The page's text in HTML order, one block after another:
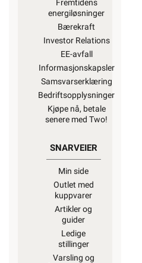
Fremtidens
energiløsninger
Bærekraft
Investor Relations
EE-avfall
Informasjonskapsler
Samsvarserklæring
Bedriftsopplysninger
Kjøpe nå, betale
senere med Two!
SNARVEIER
Min side
Outlet med
kuppvarer
Artikler og
guider
Ledige
stillinger
Varsling og